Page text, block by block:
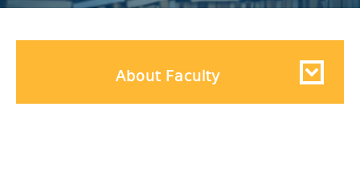
About Faculty